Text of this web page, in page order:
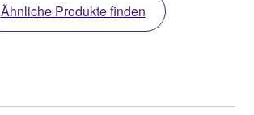
Ähnliche Produkte finden